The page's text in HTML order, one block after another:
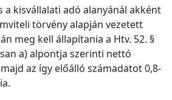
a kisvállalati adó alanyánál akként
törvény alapján vezetett
meg kell állapítania a Htv. 52. §
a) alpontja szerinti nettó
az így előálló számadatot 0,8-